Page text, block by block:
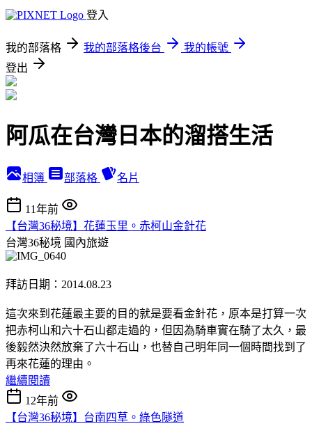
登入
我的部落格 我的部落格後台
我的帳號
登出
阿瓜在台灣日本的溜搭生活
相簿 部落格 名片
11年前
【台灣36秘境】花蓮玉里。赤柯山金針花
台灣36秘境 國內旅遊
拜訪日期：2014.08.23
這次來到花蓮最主要的目的就是要看金針花，原本是打算一次
把赤柯山和六十石山都走過的，但因為騎車實在騎了太久，最
後毅然決然放棄了六十石山，也替自己明年同一個時間找到了
再來花蓮的理由。
繼續閱讀
12年前
【台灣36秘境】台南四草。綠色隧道